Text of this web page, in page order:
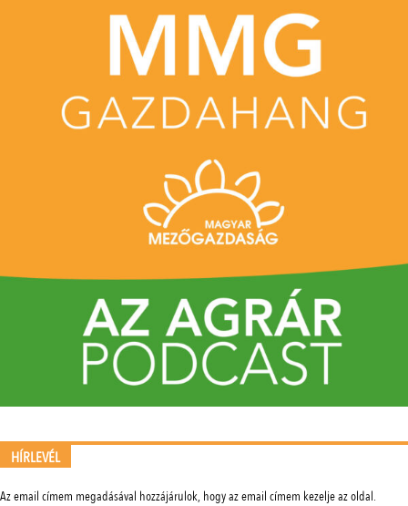
HÍRLEVÉL
Az email címem megadásával hozzájárulok, hogy az email címem kezelje az oldal.